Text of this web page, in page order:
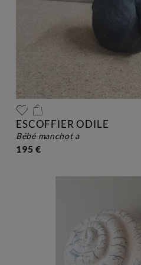
ESCOFFIER ODILE
bébé manchot a
195 €